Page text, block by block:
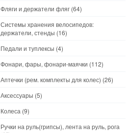
Фляги и держатели фляг (64)
Системы хранения велосипедов:
держатели, стенды (16)
Педали и туплексы (4)
Фонари, фары, фонари-маячки (112)
Аптечки (рем. комплекты для колес) (26)
Аксессуары (5)
Колеса (9)
Ручки на руль(грипсы), лента на руль, рога